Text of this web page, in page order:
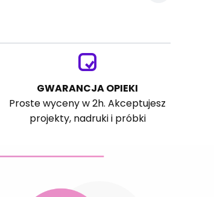
GWARANCJA OPIEKI
Proste wyceny w 2h. Akceptujesz
projekty, nadruki i próbki